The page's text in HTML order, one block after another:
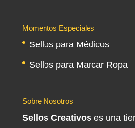
Momentos Especiales
Sellos para Médicos
Sellos para Marcar Ropa
Sobre Nosotros
Sellos Creativoses una